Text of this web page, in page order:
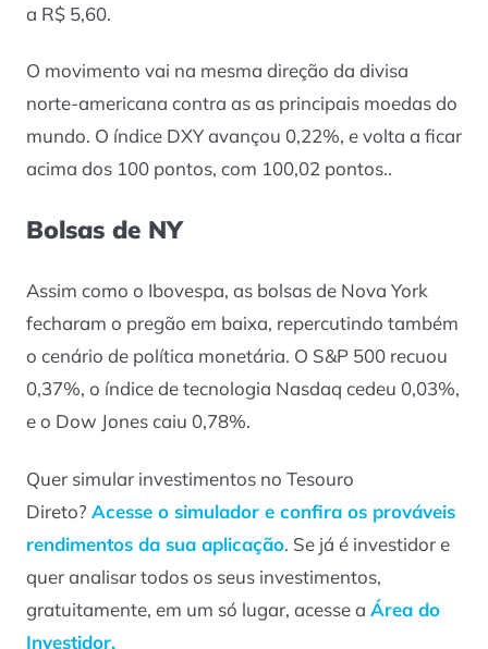
a R$ 5,60.
O movimento vai na mesma direção da divisa
norte-americana contra as as principais moedas do
mundo. O índice DXY avançou 0,22%, e volta a ficar
acima dos 100 pontos, com 100,02 pontos..
Bolsas de NY
Assim como o Ibovespa, as bolsas de Nova York
fecharam o pregão em baixa, repercutindo também
o cenário de política monetária. O S&P 500 recuou
0,37%, o índice de tecnologia Nasdaq cedeu 0,03%,
e o Dow Jones caiu 0,78%.
Quer simular investimentos no Tesouro
Direto? Acesse o simulador e confira os prováveis
rendimentos da sua aplicação. Se já é investidor e
quer analisar todos os seus investimentos,
gratuitamente, em um só lugar, acesse a Área do
Investidor.